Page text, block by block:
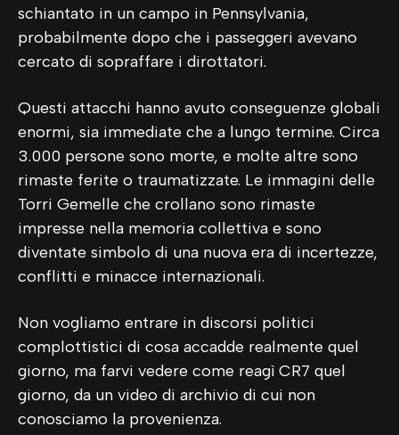
schiantato in un campo in Pennsylvania,
probabilmente dopo che i passeggeri avevano
cercato di sopraffare i dirottatori.
Questi attacchi hanno avuto conseguenze globali
enormi, sia immediate che a lungo termine. Circa
3.000 persone sono morte, e molte altre sono
rimaste ferite o traumatizzate. Le immagini delle
Torri Gemelle che crollano sono rimaste
impresse nella memoria collettiva e sono
diventate simbolo di una nuova era di incertezze,
conflitti e minacce internazionali.
Non vogliamo entrare in discorsi politici
complottistici di cosa accadde realmente quel
giorno, ma farvi vedere come reagì CR7 quel
giorno, da un video di archivio di cui non
conosciamo la provenienza.